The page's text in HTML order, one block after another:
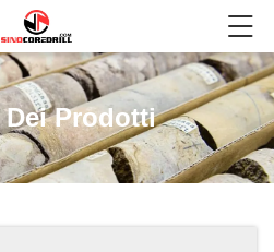
Prodotti